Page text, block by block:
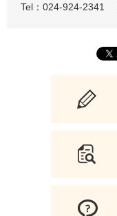
Tel：024-924-2341